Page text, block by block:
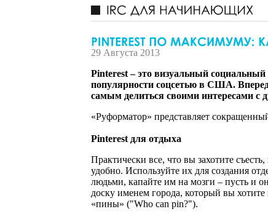
29 Августа 2013
Pinterest – это визуальный
популярности соцсетью в США.
самым делиться своими интересами с
«Руформатор» представляет
Pinterest для отдыха
Практически все, что вы захотите
удобно. Используйте их для создания
людьми, капайте им на мозги – пусть и
доску именем города, который вы хотите
«пины» ("Who can pin?").